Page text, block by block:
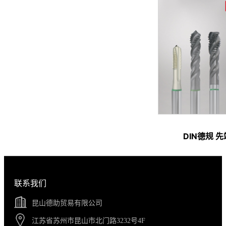
DIN德规
联系我们
昆山德助贸易有限公司
江苏省苏州市昆山市北门路3232号4F